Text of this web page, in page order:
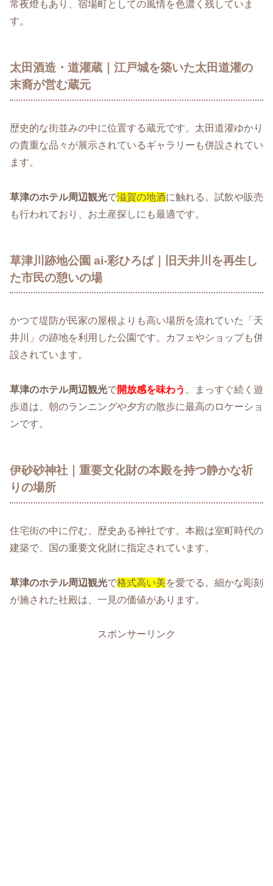
常夜燈もあり、宿場町としての風情を色濃く残していま
す。
太田酒造・道灌蔵｜江戸城を築いた太田道灌の
末裔が営む蔵元
歴史的な街並みの中に位置する蔵元です。太田道灌ゆかり
の貴重な品々が展示されているギャラリーも併設されてい
ます。
草津のホテル周辺観光で滋賀の地酒に触れる。試飲や販売
も行われており、お土産探しにも最適です。
草津川跡地公園 ai-彩ひろば｜旧天井川を再生し
た市民の憩いの場
かつて堤防が民家の屋根よりも高い場所を流れていた「天
井川」の跡地を利用した公園です。カフェやショップも併
設されています。
草津のホテル周辺観光で開放感を味わう 。まっすぐ続く遊
歩道は、朝のランニングや夕方の散歩に最高のロケーショ
ンです。
伊砂砂神社｜重要文化財の本殿を持つ静かな祈
りの場所
住宅街の中に佇む、歴史ある神社です。本殿は室町時代の
建築で、国の重要文化財に指定されています。
草津のホテル周辺観光で格式高い美を愛でる。細かな彫刻
が施された社殿は、一見の価値があります。
スポンサーリンク